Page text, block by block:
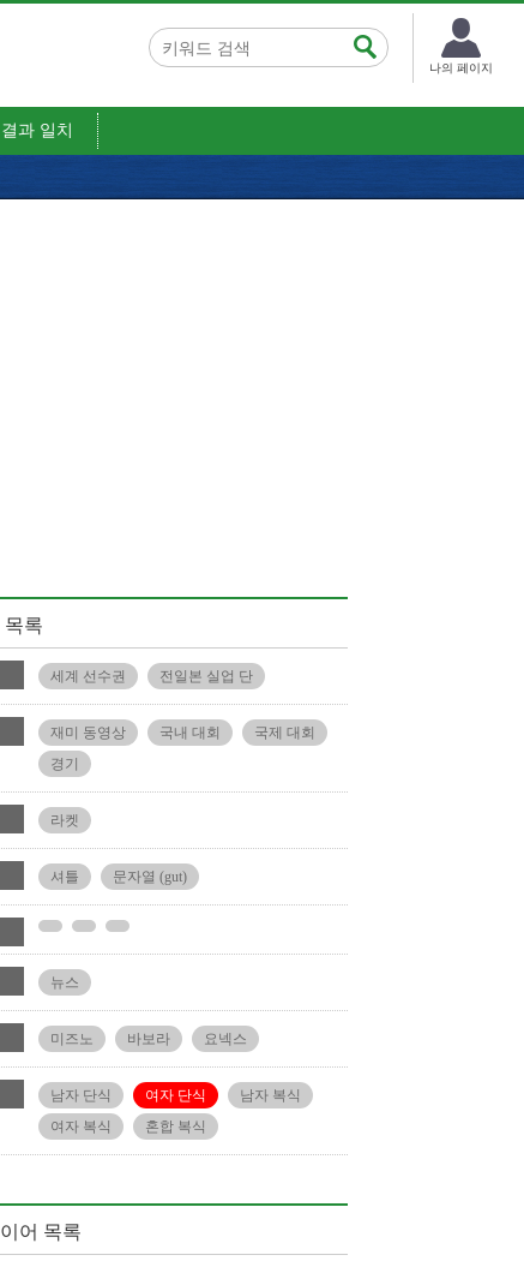
나의 페이지
결과 일치
목록
세계 선수권 전일본 실업 단
재미 동영상 국내 대회
국제 대회
경기
라켓
셔틀 문자열 (gut)
뉴스
미즈노 바보라 요넥스
남자 단식 여자 단식
남자 복식
여자 복식
혼합 복식
어 목록